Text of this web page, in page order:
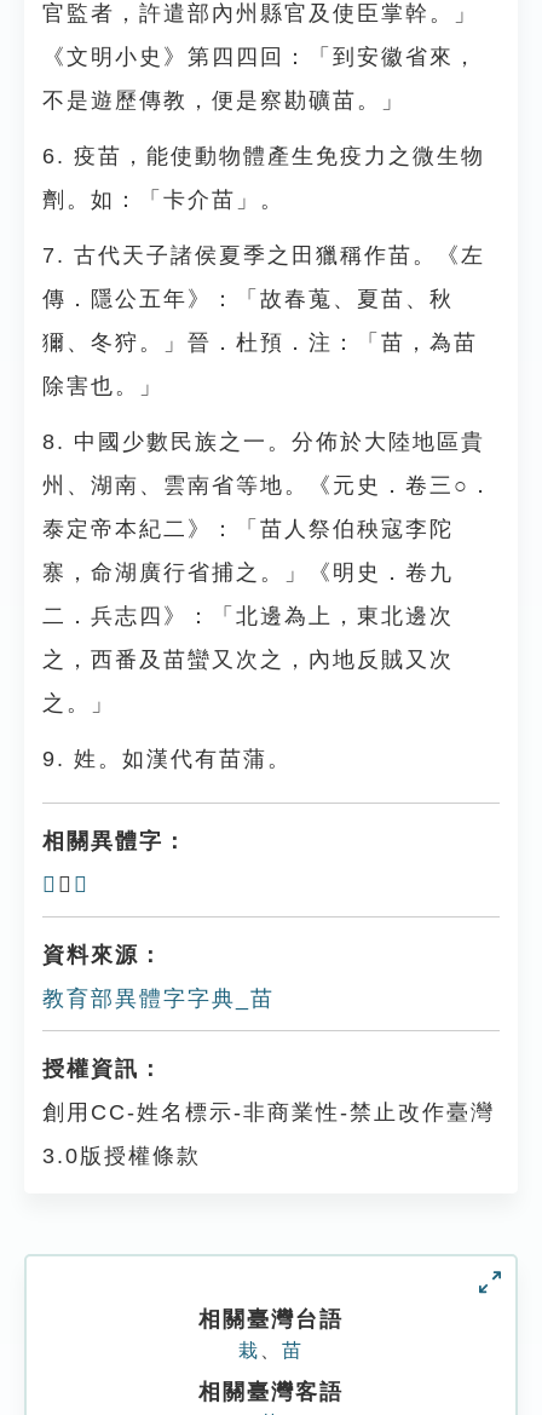
官監者，許遣部內州縣官及使臣掌幹。」
《文明小史》第四四回：「到安徽省來，
不是遊歷傳教，便是察勘礦苗。」
6. 疫苗，能使動物體產生免疫力之微生物
劑。如：「卡介苗」。
7. 古代天子諸侯夏季之田獵稱作苗。《左
傳．隱公五年》：「故春蒐、夏苗、秋
獮、冬狩。」晉．杜預．注：「苗，為苗
除害也。」
8. 中國少數民族之一。分佈於大陸地區貴
州、湖南、雲南省等地。《元史．卷三○．
泰定帝本紀二》：「苗人祭伯秧寇李陀
寨，命湖廣行省捕之。」《明史．卷九
二．兵志四》：「北邊為上，東北邊次
之，西番及苗蠻又次之，內地反賊又次
之。」
9. 姓。如漢代有苗蒲。
相關異體字：
𡩈 、 苖
資料來源：
教育部異體字字典_苗
授權資訊：
創用CC-姓名標示-非商業性-禁止改作臺灣
3.0版授權條款
相關臺灣台語
栽 苗
相關臺灣客語